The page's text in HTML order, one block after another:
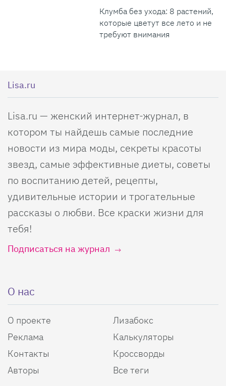
Клумба без ухода: 8 растений,
которые цветут все лето и не
требуют внимания
Lisa.ru
Lisa.ru — женский интернет-журнал, в
котором ты найдешь самые последние
новости из мира моды, секреты красоты
звезд, самые эффективные диеты, советы
по воспитанию детей, рецепты,
удивительные истории и трогательные
рассказы о любви. Все краски жизни для
тебя!
Подписаться на журнал
О нас
О проекте
Реклама
Контакты
Авторы
Лизабокс
Калькуляторы
Кроссворды
Все теги